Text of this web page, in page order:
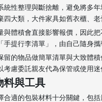
性整理與斷捨離，避免將多
大類，大件家具如舊衣櫃、
體積會直接影響報價，因此
提行李清單」，由自己隨身
的物品做簡單清單與大致體
慮委託親友代為保管或使用
料與工具
適的包裝材料十分關鍵，包